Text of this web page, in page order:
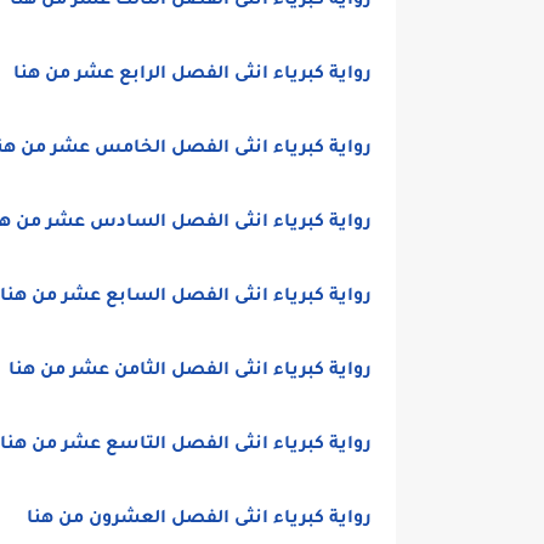
رواية كبرياء انثى الفصل الرابع عشر من هنا
رواية كبرياء انثى الفصل الخامس عشر من
رواية كبرياء انثى الفصل السادس عشر من
رواية كبرياء انثى الفصل السابع عشر من هنا
رواية كبرياء انثى الفصل الثامن عشر من هنا
رواية كبرياء انثى الفصل التاسع عشر من هنا
رواية كبرياء انثى الفصل العشرون من هنا